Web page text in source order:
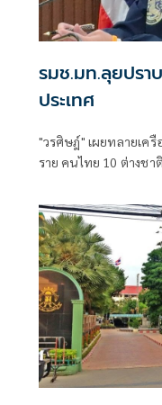
รมช.มท.ลุยปรา
ประเทศ
"วรศิษฎ์" เผยทลายเค
ราย คนไทย 10 ต่างชา